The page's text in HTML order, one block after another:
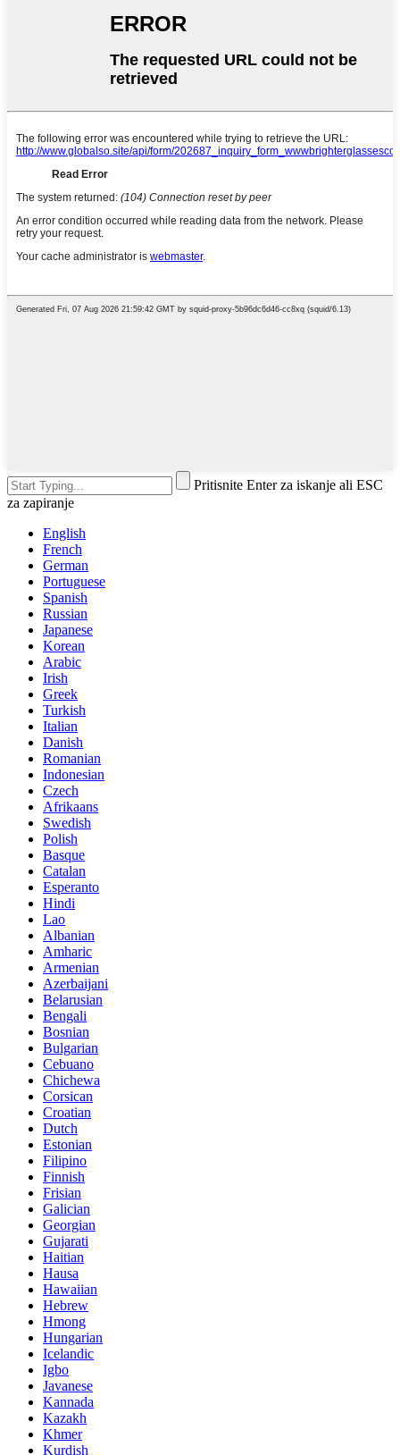
Pritisnite Enter za iskanje ali ESC
za zapiranje
English
French
German
Portuguese
Spanish
Russian
Japanese
Korean
Arabic
Irish
Greek
Turkish
Italian
Danish
Romanian
Indonesian
Czech
Afrikaans
Swedish
Polish
Basque
Catalan
Esperanto
Hindi
Lao
Albanian
Amharic
Armenian
Azerbaijani
Belarusian
Bengali
Bosnian
Bulgarian
Cebuano
Chichewa
Corsican
Croatian
Dutch
Estonian
Filipino
Finnish
Frisian
Galician
Georgian
Gujarati
Haitian
Hausa
Hawaiian
Hebrew
Hmong
Hungarian
Icelandic
Igbo
Javanese
Kannada
Kazakh
Khmer
Kurdish